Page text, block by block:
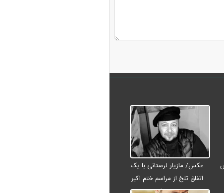
عکس/ مازیار لرستانی با یک
اتفاق تلخ از مراسم ختم اکبر